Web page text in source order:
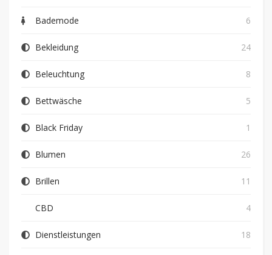
Bademode 6
Bekleidung 24
Beleuchtung 8
Bettwäsche 5
Black Friday 1
Blumen 26
Brillen 11
CBD 4
Dienstleistungen 18